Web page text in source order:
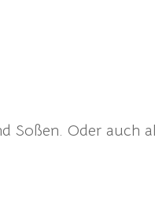
Soßen. Oder auch